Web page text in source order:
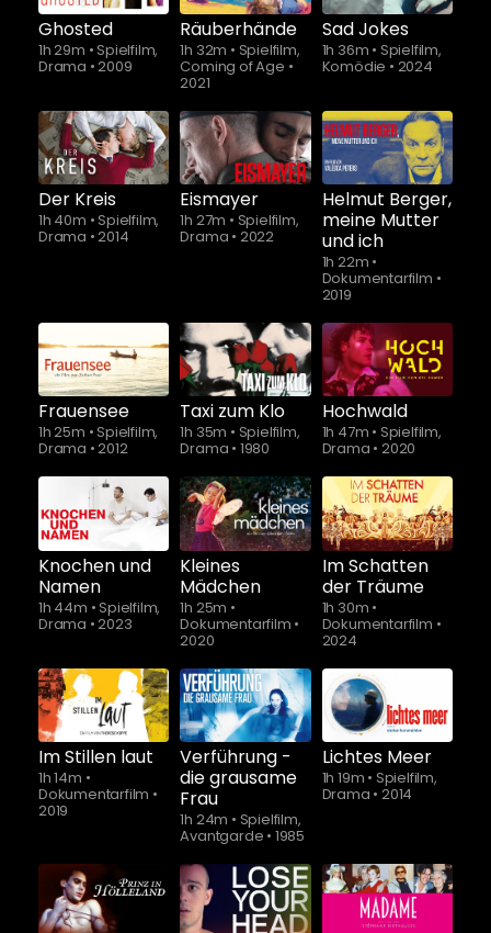
Ghosted
1h 29m • Spielfilm,
Drama •2009
Räuberhände
1h 32m • Spielfilm,
Coming of Age •
2021
Sad Jokes
1h 36m • Spielfilm,
Komödie • 2024
Der Kreis
1h 40m • Spielfilm,
Drama •2014
Schauen Sie
ab$5.90
Eismayer
1h 27m • Spielfilm,
Drama • 2022
Helmut Berger,
meine Mutter
und ich
1h 22m •
Dokumentarfilm •
2019
Frauensee
1h 25m • Spielfilm,
Drama •2012
Schauen Sie
ab$5.90
Taxi zum Klo
1h 35m • Spielfilm,
Drama • 1980
Hochwald
1h 47m • Spielfilm,
Drama • 2020
Knochen und
Namen
1h 44m • Spielfilm,
Drama •2023
Kleines
Mädchen
1h 25m •
Dokumentarfilm •
2020
Im Schatten
der Träume
1h 30m •
Dokumentarfilm •
2024
Im Stillen laut
1h 14m •
Dokumentarfilm •
2019
Schauen Sie
ab$5.90
Verführung -
die grausame
Frau
1h 24m • Spielfilm,
Avantgarde • 1985
Lichtes Meer
1h 19m • Spielfilm,
Drama • 2014